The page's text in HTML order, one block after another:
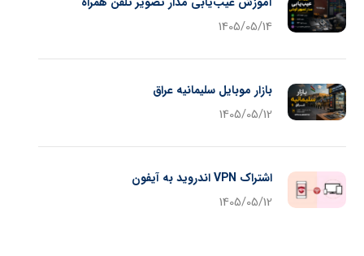
1405/05/14
بازار موبایل سلیمانیه عراق
1405/05/12
اشتراک VPN اندروید به آیفون
1405/05/12